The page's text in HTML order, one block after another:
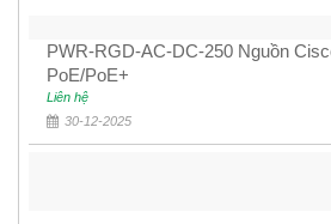
PWR-RGD-AC-DC-250 Nguồn
PoE/PoE+
Liên hệ
30-12-2025